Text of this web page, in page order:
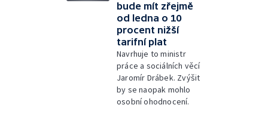
bude mít zřejmě
od ledna o 10
procent nižší
tarifní plat
Navrhuje to ministr
práce a sociálních věcí
Jaromír Drábek. Zvýšit
by se naopak mohlo
osobní ohodnocení.